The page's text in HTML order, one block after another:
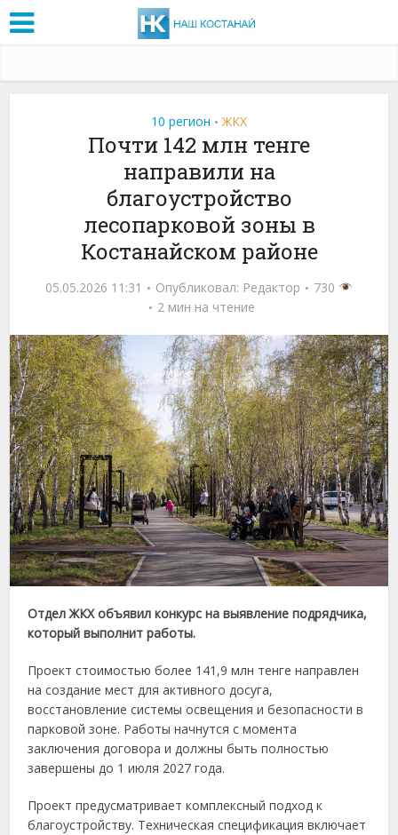
10 регион • ЖКХ
Почти 142 млн тенге
направили на
благоустройство
лесопарковой зоны в
Костанайском районе
05.05.2026 11:31 Опубликовал: Редактор
730
2 мин на чтение
Отдел ЖКХ объявил конкурс на выявление подрядчика,
который выполнит работы.
Проект стоимостью более 141,9 млн тенге направлен
на создание мест для активного досуга,
восстановление системы освещения и безопасности в
парковой зоне. Работы начнутся с момента
заключения договора и должны быть полностью
завершены до 1 июля 2027 года.
Проект предусматривает комплексный подход к
благоустройству. Техническая спецификация включает